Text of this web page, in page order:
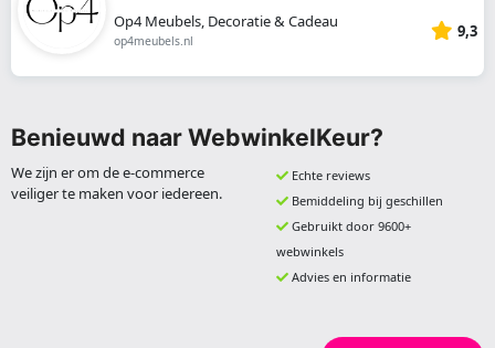
Op4 Meubels, Decoratie & Cadeau
op4meubels.nl 9,3
Benieuwd naar WebwinkelKeur?
We zijn er om de e-commerce
veiliger te maken voor iedereen.
Echte reviews
Bemiddeling bij geschillen
Gebruikt door 9600+
webwinkels
Advies en informatie